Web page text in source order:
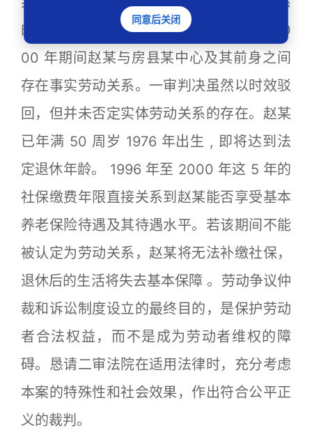
的延续性。上述证据足以认定 1996 年至 20
00 年期间赵某与房县某中心及其前身之间
存在事实劳动关系。一审判决虽然以时效驳
回，但并未否定实体劳动关系的存在。赵某
已年满 50 周岁 1976 年出生 , 即将达到法
定退休年龄。 1996 年至 2000 年这 5 年的
社保缴费年限直接关系到赵某能否享受基本
养老保险待遇及其待遇水平。若该期间不能
被认定为劳动关系，赵某将无法补缴社保，
退休后的生活将失去基本保障 。劳动争议仲
裁和诉讼制度设立的最终目的，是保护劳动
者合法权益，而不是成为劳动者维权的障
碍。恳请二审法院在适用法律时，充分考虑
本案的特殊性和社会效果，作出符合公平正
义的裁判。
同意后关闭